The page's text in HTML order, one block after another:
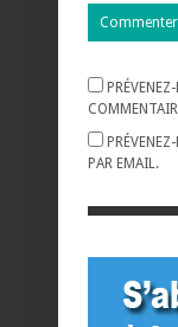
PAR EMAIL.